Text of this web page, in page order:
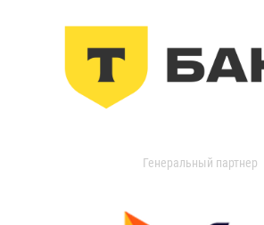
Генеральный партнер